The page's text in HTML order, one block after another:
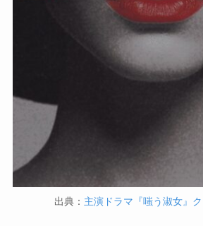
出典： 主演ドラマ『嗤う淑女』ク